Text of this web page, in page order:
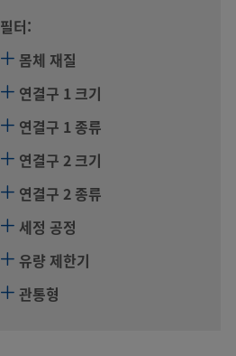
필터:
몸체 재질
연결구 1 크기
연결구 1 종류
연결구 2 크기
연결구 2 종류
세정 공정
유량 제한기
관통형